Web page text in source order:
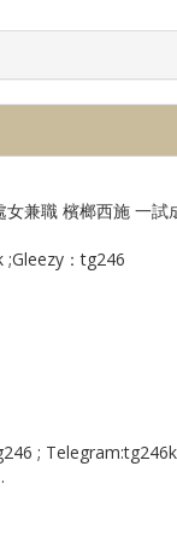
兼職 檳榔西施 一試
;Gleezy：tg246
;